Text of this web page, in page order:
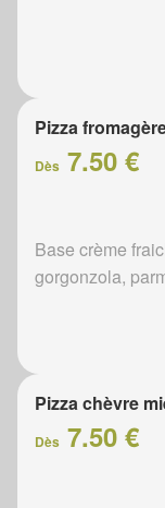
Pizza
Dès 7.50 €
Base crème
gorgonzola,
Pizza chèvre
Dès 7.50 €